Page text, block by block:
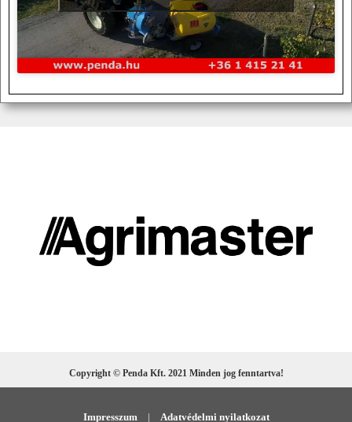
Copyright © Penda Kft. 2021 Minden jog fenntartva!
Impresszum | Adatvédelmi nyilatkozat